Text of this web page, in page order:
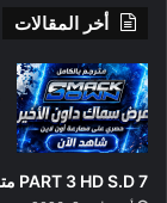
أخر المقالات
PART 3 HD S.D 7 مترجم